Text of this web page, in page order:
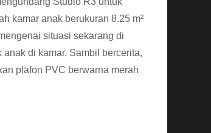
kamar anak berukuran 8.25 m²
situasi sekarang di
di kamar. Sambil bercerita,
plafon PVC berwarna merah